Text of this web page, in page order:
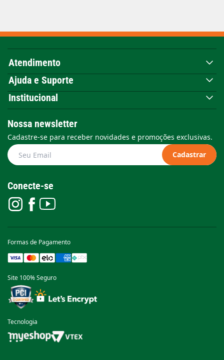
Atendimento
Ajuda e Suporte
Institucional
Nossa newsletter
Cadastre-se para receber novidades e promoções exclusivas.
Cadastrar
Conecte-se
Formas de Pagamento
Site 100% Seguro
Tecnologia